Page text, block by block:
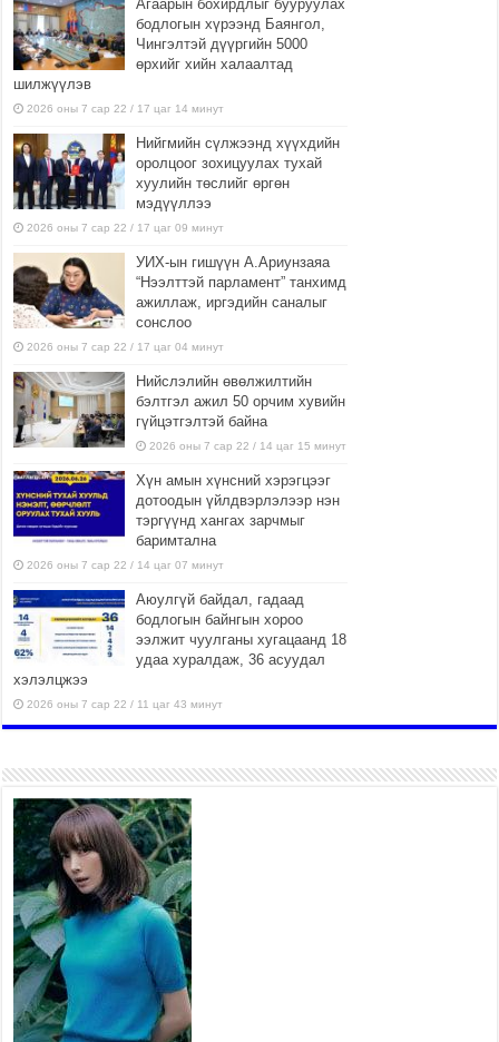
Агаарын бохирдлыг бууруулах
бодлогын хүрээнд Баянгол,
Чингэлтэй дүүргийн 5000
өрхийг хийн халаалтад
шилжүүлэв
2026 оны 7 сар 22 / 17 цаг 14 минут
Нийгмийн сүлжээнд хүүхдийн
оролцоог зохицуулах тухай
хуулийн төслийг өргөн
мэдүүллээ
2026 оны 7 сар 22 / 17 цаг 09 минут
УИХ-ын гишүүн А.Ариунзаяа
“Нээлттэй парламент” танхимд
ажиллаж, иргэдийн саналыг
сонслоо
2026 оны 7 сар 22 / 17 цаг 04 минут
Нийслэлийн өвөлжилтийн
бэлтгэл ажил 50 орчим хувийн
гүйцэтгэлтэй байна
2026 оны 7 сар 22 / 14 цаг 15 минут
Хүн амын хүнсний хэрэгцээг
дотоодын үйлдвэрлэлээр нэн
тэргүүнд хангах зарчмыг
баримтална
2026 оны 7 сар 22 / 14 цаг 07 минут
Аюулгүй байдал, гадаад
бодлогын байнгын хороо
ээлжит чуулганы хугацаанд 18
удаа хуралдаж, 36 асуудал
хэлэлцжээ
2026 оны 7 сар 22 / 11 цаг 43 минут
боломжтой-Хүүхэд хөгжүүлэх
төв” байгуулах төсөлд төр,
хувийн хэвшлийн түншлэлийн хүрээнд хамтран
ажиллахыг урьж байна
2026 оны 7 сар 22 / 9 цаг 28 минут
Б.Пүрэвдагва: “Урт цагаан”-ыг
залуучууд чөлөөт цагаа
өнгөрүүлдэг, жуулчид зорьж
ирдэг цэг болгоно
2026 оны 7 сар 21 / 16 цаг 47 минут
Тусгай замын автобус /BRT/ төслийн удирдах
хорооны ээлжит хуралдаан боллоо